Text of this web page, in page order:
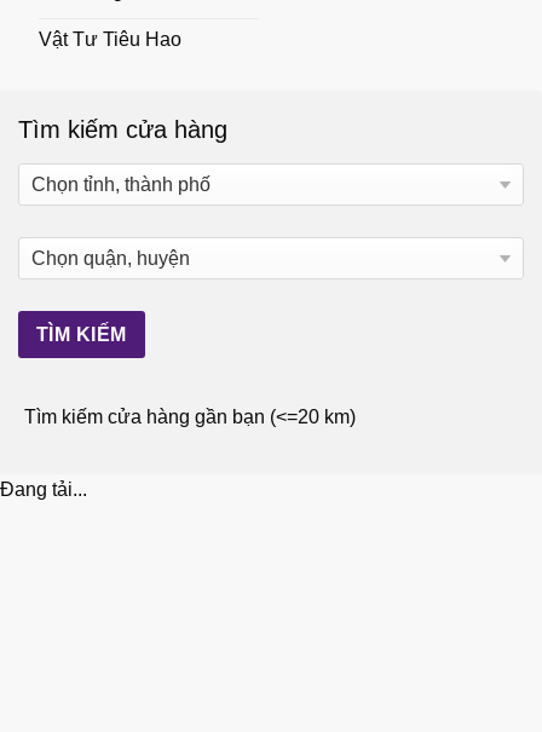
Vật Tư Tiêu Hao
Tìm kiếm cửa hàng
Tìm kiếm cửa hàng gần bạn (<=20 km)
Đang tải...